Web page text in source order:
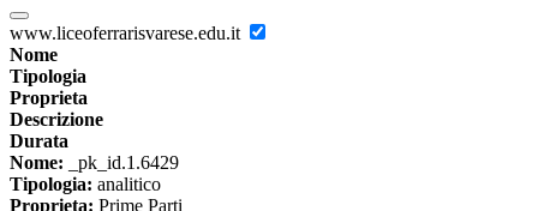
www.liceoferrarisvarese.edu.it
Nome
Tipologia
Proprieta
Descrizione
Durata
Nome: _pk_id.1.6429
Tipologia: analitico
Proprieta: Prime Parti